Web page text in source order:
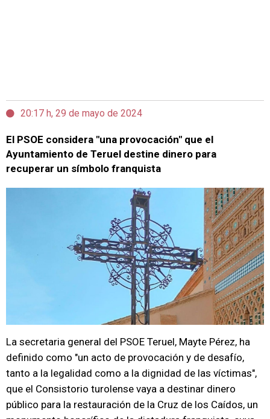
20:17 h, 29 de mayo de 2024
El PSOE considera "una provocación" que el
Ayuntamiento de Teruel destine dinero para
recuperar un símbolo franquista
La secretaria general del PSOE Teruel, Mayte Pérez, ha
definido como "un acto de provocación y de desafío,
tanto a la legalidad como a la dignidad de las víctimas",
que el Consistorio turolense vaya a destinar dinero
público para la restauración de la Cruz de los Caídos, un